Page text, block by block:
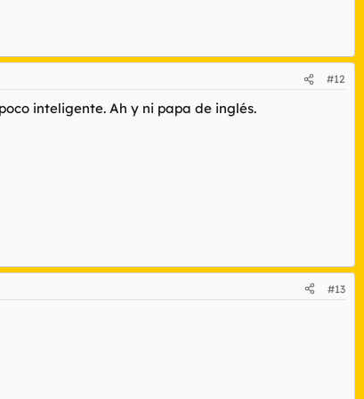
#12
inteligente. Ah y ni papa de inglés.
#13